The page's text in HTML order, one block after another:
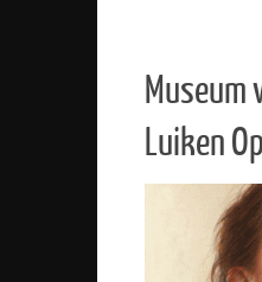
Museum
Luiken